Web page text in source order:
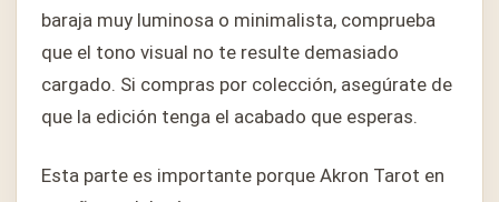
baraja muy luminosa o minimalista, comprueba
que el tono visual no te resulte demasiado
cargado. Si compras por colección, asegúrate de
que la edición tenga el acabado que esperas.
Esta parte es importante porque Akron Tarot en